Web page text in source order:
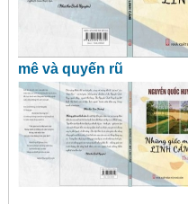
mê và quyến rũ